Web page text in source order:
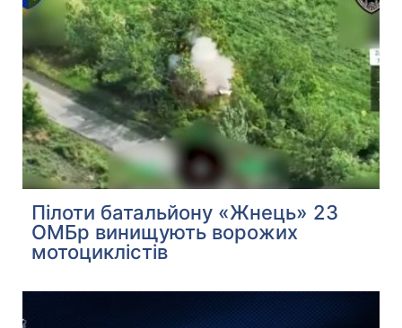
Пілоти батальйону «Жнець» 23
ОМБр винищують ворожих
мотоциклістів